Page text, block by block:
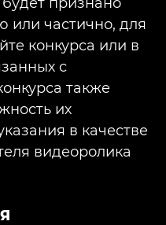
или частично, для
конкурса или в
с
также
их
в качестве
видеоролика